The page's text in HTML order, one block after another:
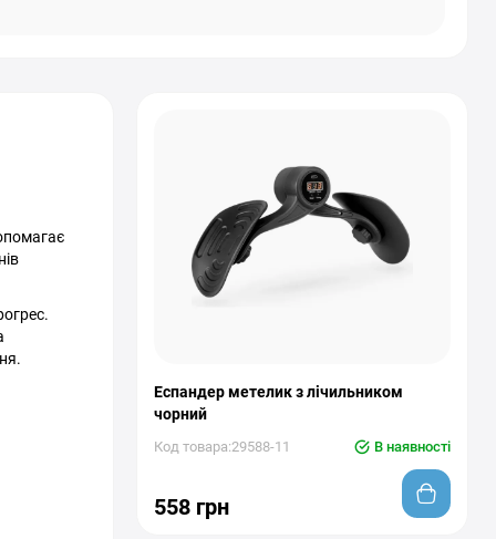
Еспандер метелик з лічильником
чорний
Код товара:29588-11 В наявності
558 грн